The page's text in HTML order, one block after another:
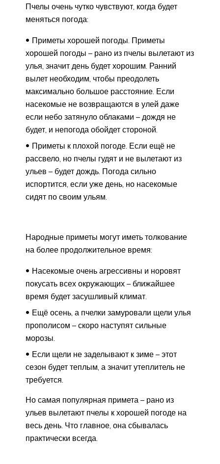
Пчелы очень чутко чувствуют, когда будет
меняться погода:
Приметы хорошей погоды. Приметы
хорошей погоды – рано из пчелы вылетают из
улья, значит день будет хорошим. Ранний
вылет необходим, чтобы преодолеть
максимально большое расстояние. Если
насекомые не возвращаются в улей даже
если небо затянуло облаками – дождя не
будет, и непогода обойдет стороной.
Приметы к плохой погоде. Если ещё не
рассвело, но пчелы гудят и не вылетают из
ульев – будет дождь. Погода сильно
испортится, если уже день, но насекомые
сидят по своим ульям.
Народные приметы могут иметь толкование
на более продолжительное время:
Насекомые очень агрессивны и норовят
покусать всех окружающих – ближайшее
время будет засушливый климат.
Ещё осень, а пчелки замуровали щели улья
прополисом – скоро наступят сильные
морозы.
Если щели не заделывают к зиме – этот
сезон будет теплым, а значит утеплитель не
требуется.
Но самая популярная примета – рано из
ульев вылетают пчелы к хорошей погоде на
весь день. Что главное, она сбывалась
практически всегда.